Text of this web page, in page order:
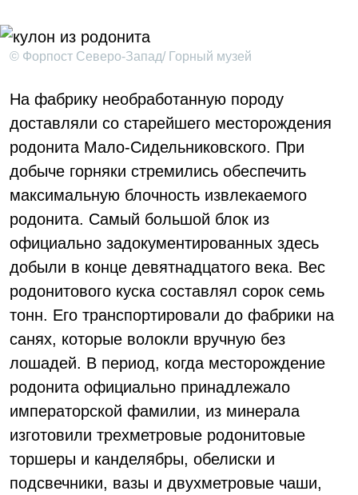
© Форпост Северо-Запад/ Горный музей
На фабрику необработанную породу
доставляли со старейшего месторождения
родонита Мало-Сидельниковского. При
добыче горняки стремились обеспечить
максимальную блочность извлекаемого
родонита. Самый большой блок из
официально задокументированных здесь
добыли в конце девятнадцатого века. Вес
родонитового куска составлял сорок семь
тонн. Его транспортировали до фабрики на
санях, которые волокли вручную без
лошадей. В период, когда месторождение
родонита официально принадлежало
императорской фамилии, из минерала
изготовили трехметровые родонитовые
торшеры и канделябры, обелиски и
подсвечники, вазы и двухметровые чаши,